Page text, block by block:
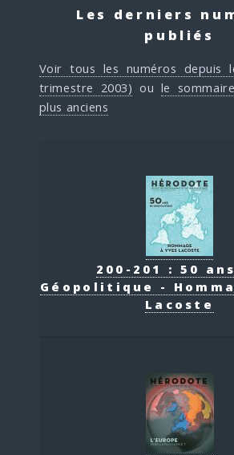
Les derniers
publiés
Voir tous les numéros depuis
trimestre 2003) ou le
plus anciens
200-201 : 50
Géopolitique -
Lacoste